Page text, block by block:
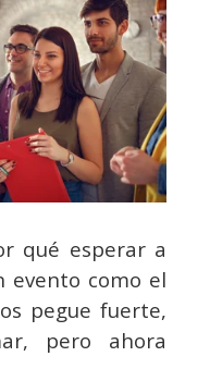
qué esperar a
evento como el
pegue fuerte,
pero ahora